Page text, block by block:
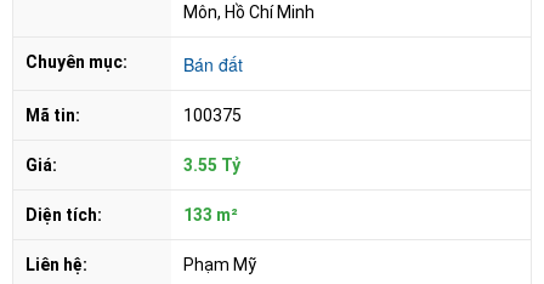
Môn, Hồ Chí Minh
Chuyên mục: Bán đất
Mã tin: 100375
Giá: 3.55 Tỷ
Diện tích: 133 m²
Liên hệ: Phạm Mỹ